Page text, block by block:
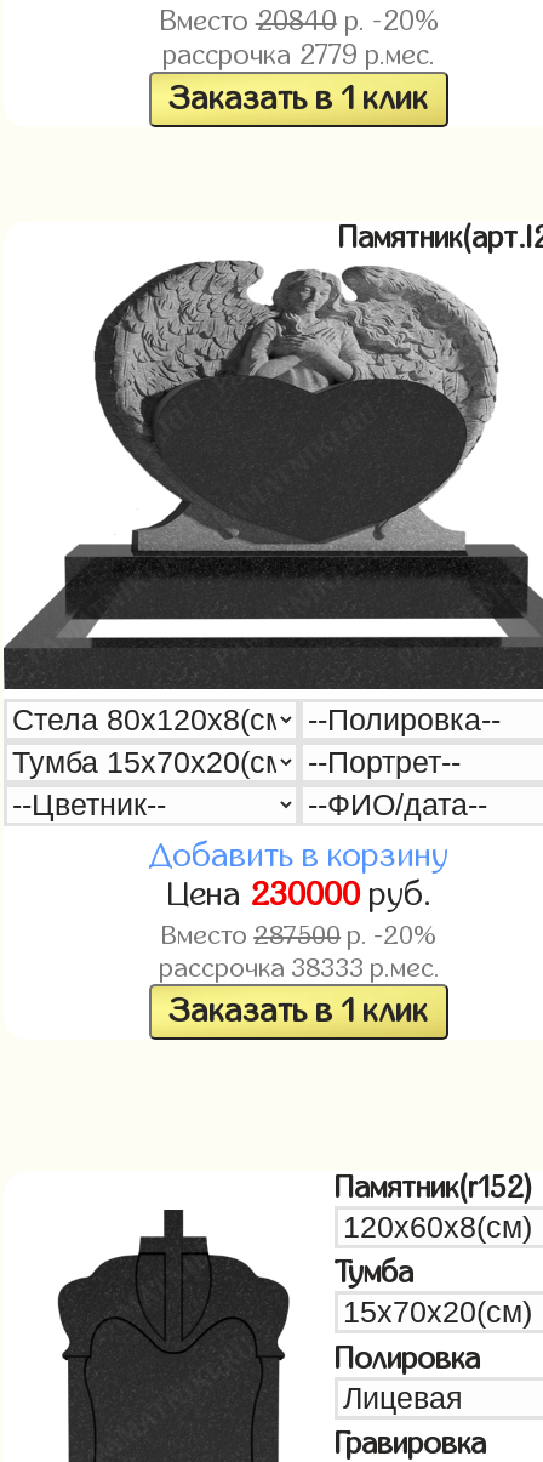
Вместо20840р. -20%
рассрочка 2779 р.мес.
Заказать в 1 клик
Добавить в корзину
Цена 230000руб.
Вместо287500р. -20%
рассрочка 38333 р.мес.
Заказать в 1 клик
Памятник(r152)
Тумба
Полировка
Гравировка